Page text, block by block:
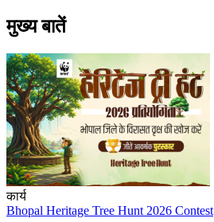
मुख्य बातें
कार्य
Bhopal Heritage Tree Hunt 2026 Contest